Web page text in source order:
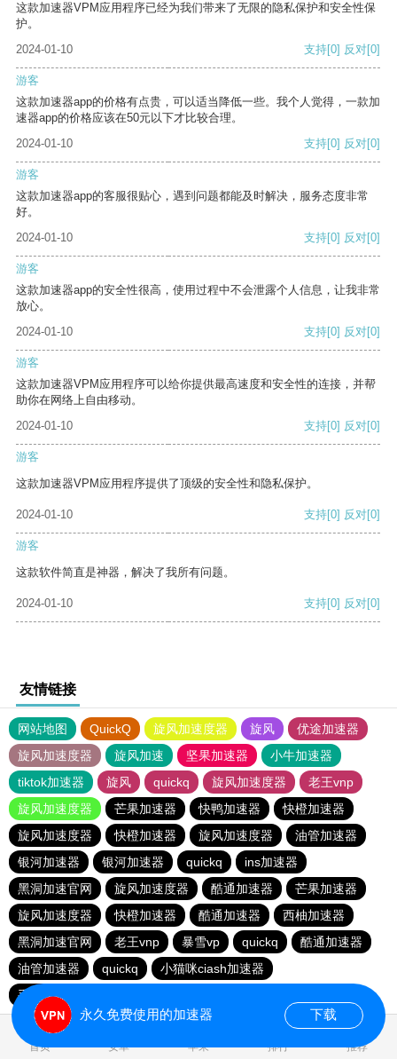
这款加速器VPM应用程序已经为我们带来了无限的隐私保护和安全性保
护。
2024-01-10
支持[0] 反对[0]
游客
这款加速器app的价格有点贵，可以适当降低一些。我个人觉得，一款加
速器app的价格应该在50元以下才比较合理。
2024-01-10
支持[0] 反对[0]
游客
这款加速器app的客服很贴心，遇到问题都能及时解决，服务态度非常
好。
2024-01-10
支持[0] 反对[0]
游客
这款加速器app的安全性很高，使用过程中不会泄露个人信息，让我非常
放心。
2024-01-10
支持[0] 反对[0]
游客
这款加速器VPM应用程序可以给你提供最高速度和安全性的连接，并帮
助你在网络上自由移动。
2024-01-10
支持[0] 反对[0]
游客
这款加速器VPM应用程序提供了顶级的安全性和隐私保护。
2024-01-10 支持[0] 反对[0]
游客
这款软件简直是神器，解决了我所有问题。
2024-01-10 支持[0] 反对[0]
友情链接
网站地图 QuickQ 旋风加速度器 旋风
优途加速器
旋风加速度器
旋风加速 坚果加速器
小牛加速器
tiktok加速器
旋风 quickq 旋风加速度器
老王vnp
旋风加速度器
芒果加速器 快鸭加速器
快橙加速器
旋风加速度器
快橙加速器 旋风加速度器
油管加速器
银河加速器
银河加速器 quickq
ins加速器
黑洞加速官网
旋风加速度器 酷通加速器
芒果加速器
旋风加速度器
快橙加速器 酷通加速器
西柚加速器
黑洞加速官网
老王vnp 暴雪vp quickq
酷通加速器
油管加速器
quickq
小猫咪ciash加速器
手机外国加速器官网
首页 安卓 苹果 排行 推荐
永久免费使用的加速器 下载
0.994195s